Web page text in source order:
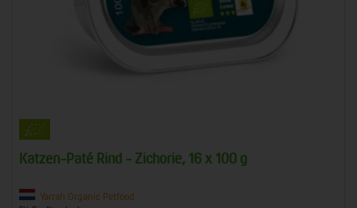
Katzen-Paté Rind - Zichorie, 16 x 100 g
Yarrah Organic Petfood